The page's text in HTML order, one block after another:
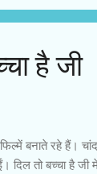
बातचीत कर सकें।
है जी
बनाते रहे हैं।
दिल तो बच्चा है